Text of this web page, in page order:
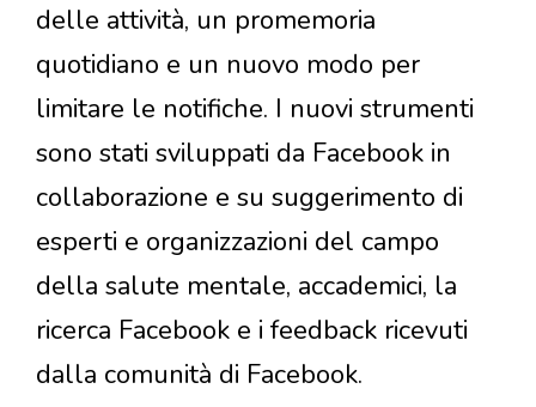
delle attività, un promemoria
quotidiano e un nuovo modo per
limitare le notifiche. I nuovi strumenti
sono stati sviluppati da Facebook in
collaborazione e su suggerimento di
esperti e organizzazioni del campo
della salute mentale, accademici, la
ricerca Facebook e i feedback ricevuti
dalla comunità di Facebook.